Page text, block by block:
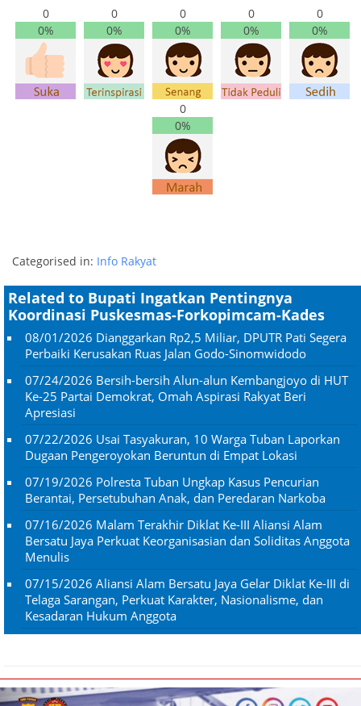
0
0%
0
0%
0
0%
0
0%
0
0%
0
0%
Categorised in: Info Rakyat
Related to Bupati Ingatkan Pentingnya
Koordinasi Puskesmas-Forkopimcam-Kades
08/01/2026 Dianggarkan Rp2,5 Miliar, DPUTR Pati Segera
Perbaiki Kerusakan Ruas Jalan Godo-Sinomwidodo
07/24/2026 Bersih-bersih Alun-alun Kembangjoyo di HUT
Ke-25 Partai Demokrat, Omah Aspirasi Rakyat Beri
Apresiasi
07/22/2026 Usai Tasyakuran, 10 Warga Tuban Laporkan
Dugaan Pengeroyokan Beruntun di Empat Lokasi
07/19/2026 Polresta Tuban Ungkap Kasus Pencurian
Berantai, Persetubuhan Anak, dan Peredaran Narkoba
07/16/2026 Malam Terakhir Diklat Ke-III Aliansi Alam
Bersatu Jaya Perkuat Keorganisasian dan Soliditas Anggota
Menulis
07/15/2026 Aliansi Alam Bersatu Jaya Gelar Diklat Ke-III di
Telaga Sarangan, Perkuat Karakter, Nasionalisme, dan
Kesadaran Hukum Anggota